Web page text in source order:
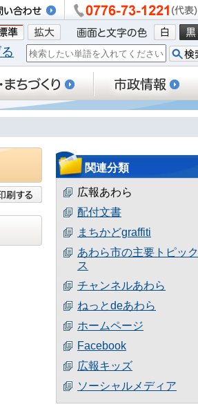
関連分類
広報あわら
配付文書
まちかどgraffiti
あわら市の主要トピック
ス
チャンネルあわら
ねっとdeあわら
ホームページ
Facebook
広報キッズ
ソーシャルメディア